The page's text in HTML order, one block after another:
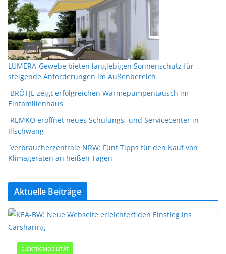
LUMERA-Gewebe bieten langlebigen Sonnenschutz für
steigende Anforderungen im Außenbereich
BRÖTJE zeigt erfolgreichen Wärmepumpentausch im
Einfamilienhaus
REMKO eröffnet neues Schulungs- und Servicecenter in
Illschwang
Verbraucherzentrale NRW: Fünf Tipps für den Kauf von
Klimageräten an heißen Tagen
Aktuelle Beiträge
ELEKTROMOBILITÄT